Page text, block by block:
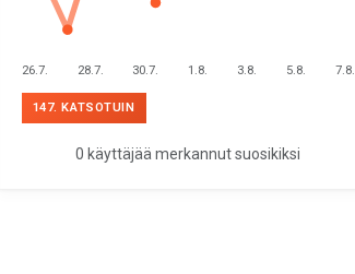
26.7. 28.7. 30.7. 1.8. 3.8. 5.8. 7.8.
147. KATSOTUIN
0 käyttäjää merkannut suosikiksi